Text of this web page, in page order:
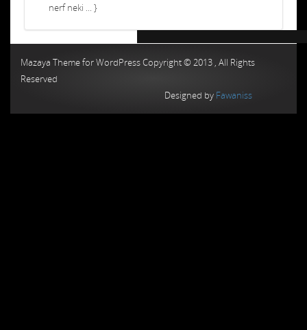
nerf neki ... }
Mazaya Theme for WordPress Copyright © 2013 , All Rights
Reserved
Designed by Fawaniss